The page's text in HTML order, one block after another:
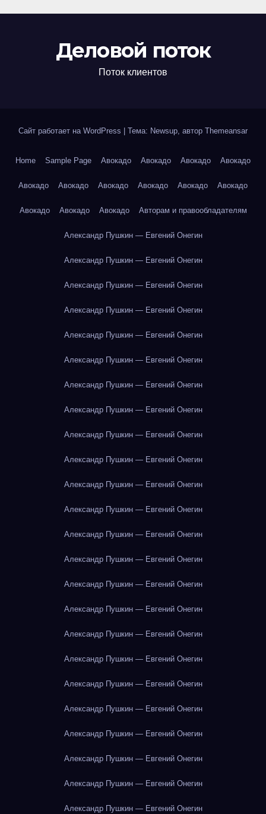
Деловой поток
Поток клиентов
Сайт работает на WordPress Тема: Newsup, автор Themeansar
Home Sample Page Авокадо Авокадо Авокадо Авокадо
Авокадо Авокадо Авокадо Авокадо Авокадо Авокадо
Авокадо Авокадо Авокадо Авторам и правообладателям
Александр Пушкин — Евгений Онегин
Александр Пушкин — Евгений Онегин
Александр Пушкин — Евгений Онегин
Александр Пушкин — Евгений Онегин
Александр Пушкин — Евгений Онегин
Александр Пушкин — Евгений Онегин
Александр Пушкин — Евгений Онегин
Александр Пушкин — Евгений Онегин
Александр Пушкин — Евгений Онегин
Александр Пушкин — Евгений Онегин
Александр Пушкин — Евгений Онегин
Александр Пушкин — Евгений Онегин
Александр Пушкин — Евгений Онегин
Александр Пушкин — Евгений Онегин
Александр Пушкин — Евгений Онегин
Александр Пушкин — Евгений Онегин
Александр Пушкин — Евгений Онегин
Александр Пушкин — Евгений Онегин
Александр Пушкин — Евгений Онегин
Александр Пушкин — Евгений Онегин
Александр Пушкин — Евгений Онегин
Александр Пушкин — Евгений Онегин
Александр Пушкин — Евгений Онегин
Александр Пушкин — Евгений Онегин